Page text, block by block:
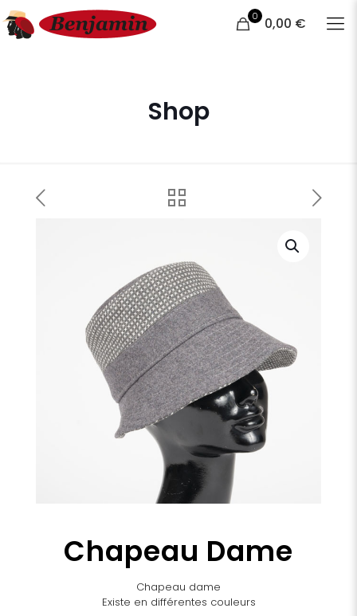
0 0,00 €
Shop
Chapeau Dame
Chapeau dame
Existe en différentes couleurs